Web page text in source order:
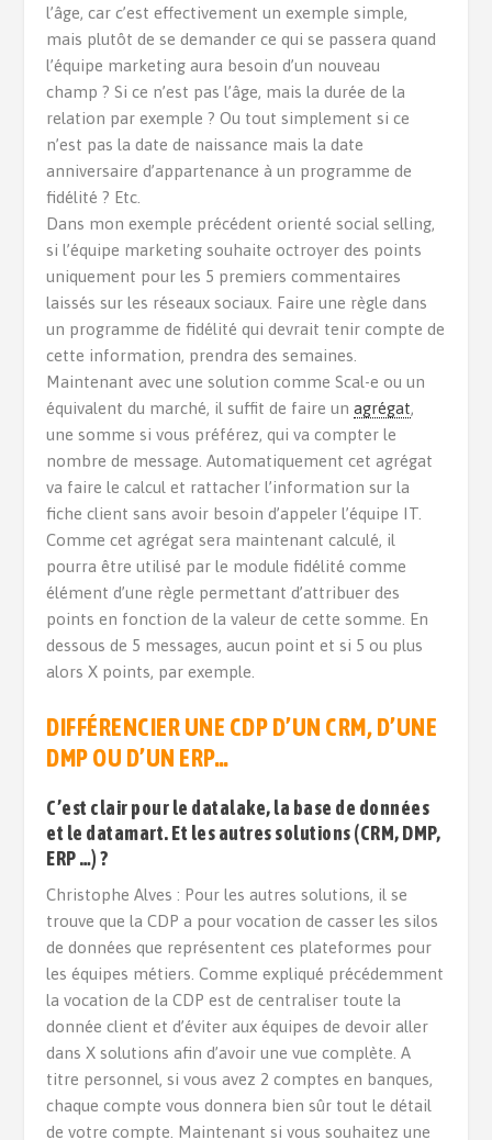
l’âge, car c’est effectivement un exemple simple,
mais plutôt de se demander ce qui se passera quand
l’équipe marketing aura besoin d’un nouveau
champ ? Si ce n’est pas l’âge, mais la durée de la
relation par exemple ? Ou tout simplement si ce
n’est pas la date de naissance mais la date
anniversaire d’appartenance à un programme de
fidélité ? Etc.
Dans mon exemple précédent orienté social selling,
si l’équipe marketing souhaite octroyer des points
uniquement pour les 5 premiers commentaires
laissés sur les réseaux sociaux. Faire une règle dans
un programme de fidélité qui devrait tenir compte de
cette information, prendra des semaines.
Maintenant avec une solution comme Scal-e ou un
équivalent du marché, il suffit de faire unagrégat,
une somme si vous préférez, qui va compter le
nombre de message. Automatiquement cet agrégat
va faire le calcul et rattacher l’information sur la
fiche client sans avoir besoin d’appeler l’équipe IT.
Comme cet agrégat sera maintenant calculé, il
pourra être utilisé par le module fidélité comme
élément d’une règle permettant d’attribuer des
points en fonction de la valeur de cette somme. En
dessous de 5 messages, aucun point et si 5 ou plus
alors X points, par exemple.
DIFFÉRENCIER UNE CDP D’UN CRM, D’UNE
DMP OU D’UN ERP…
C’est clair pour le datalake, la base de données
et le datamart. Et les autres solutions (CRM, DMP,
ERP …) ?
Christophe Alves : Pour les autres solutions, il se
trouve que la CDP a pour vocation de casser les silos
de données que représentent ces plateformes pour
les équipes métiers. Comme expliqué précédemment
la vocation de la CDP est de centraliser toute la
donnée client et d’éviter aux équipes de devoir aller
dans X solutions afin d’avoir une vue complète. A
titre personnel, si vous avez 2 comptes en banques,
chaque compte vous donnera bien sûr tout le détail
de votre compte. Maintenant si vous souhaitez une